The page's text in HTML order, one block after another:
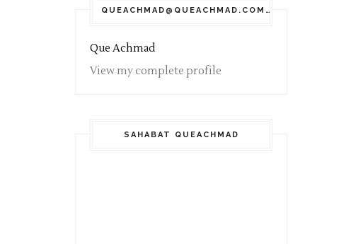
QUEACHMAD@QUEACHMAD.COM
Que Achmad
View my complete profile
SAHABAT QUEACHMAD